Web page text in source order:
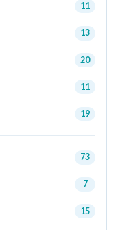
11
13
20
11
19
73
7
15